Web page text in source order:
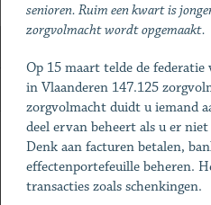
senioren. Ruim een kwart is
zorgvolmacht wordt opgemaakt.
Op 15 maart telde de
in Vlaanderen 147.125
zorgvolmacht duidt u iemand
deel ervan beheert als u er
Denk aan facturen betalen,
effectenportefeuille beheren.
transacties zoals schenking­en.